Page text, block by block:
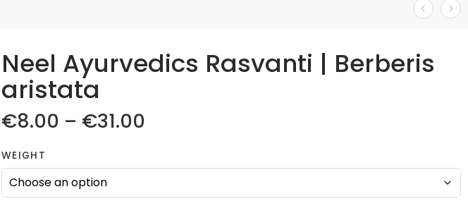
Neel Ayurvedics Rasvanti | Berberis
aristata
€8.00 – €31.00
WEIGHT